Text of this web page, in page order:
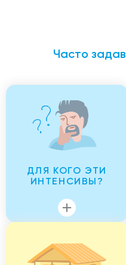
Часто
ДЛЯ КОГО ЭТИ
ИНТЕНСИВЫ?